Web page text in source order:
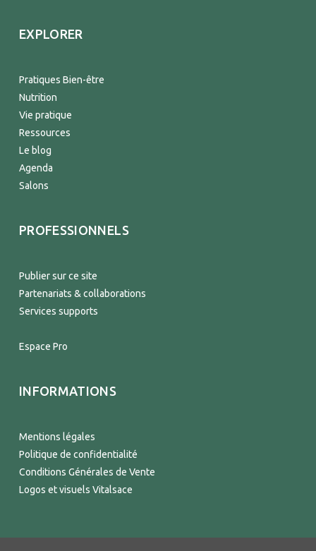
EXPLORER
Pratiques Bien-être
Nutrition
Vie pratique
Ressources
Le blog
Agenda
Salons
PROFESSIONNELS
Publier sur ce site
Partenariats & collaborations
Services supports
Espace Pro
INFORMATIONS
Mentions légales
Politique de confidentialité
Conditions Générales de Vente
Logos et visuels Vitalsace